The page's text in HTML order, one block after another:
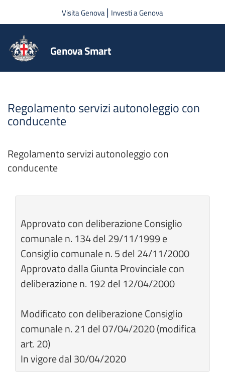
Salta al contenuto principale
Visita Genova| Investi a Genova
Genova Smart
Regolamento servizi autonoleggio con
conducente
Regolamento servizi autonoleggio con
conducente
Approvato con deliberazione Consiglio
comunale n. 134 del 29/11/1999 e
Consiglio comunale n. 5 del 24/11/2000
Approvato dalla Giunta Provinciale con
deliberazione n. 192 del 12/04/2000
Modificato con deliberazione Consiglio
comunale n. 21 del 07/04/2020 (modifica
art. 20)
In vigore dal 30/04/2020